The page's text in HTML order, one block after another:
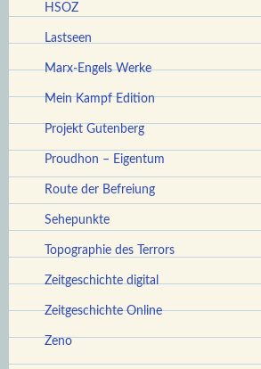
HSOZ
Lastseen
Marx-Engels Werke
Mein Kampf Edition
Projekt Gutenberg
Proudhon – Eigentum
Route der Befreiung
Sehepunkte
Topographie des Terrors
Zeitgeschichte digital
Zeitgeschichte Online
Zeno